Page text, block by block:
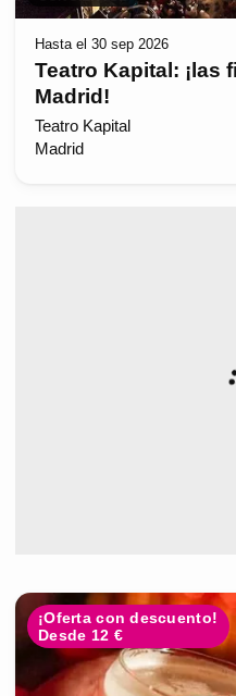
Hasta el 30 sep 2026
Teatro Kapital: ¡las
Madrid!
Teatro Kapital
Madrid
¡Oferta con descuento!
Desde 12 €